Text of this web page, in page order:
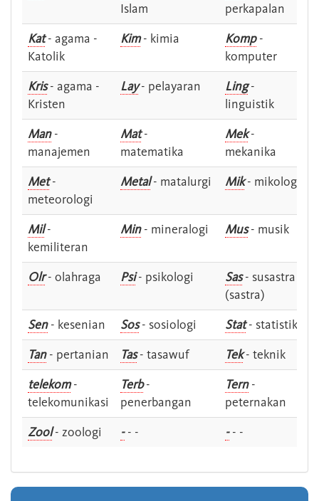
Islam
perkapalan
Kat- agama -
Katolik
Kim- kimia Komp-
komputer
Kris- agama -
Kristen
Lay- pelayaran Ling-
linguistik
Man-
manajemen
Mat-
matematika
Mek-
mekanika
Met-
meteorologi
Metal- matalurgi Mik- mikologi
Mil-
kemiliteran
Min- mineralogi Mus- musik
Olr- olahraga Psi- psikologi Sas- susastra -
(sastra)
Sen- kesenian Sos- sosiologi Stat- statistik
Tan- pertanian Tas- tasawuf Tek- teknik
telekom-
telekomunikasi
Terb-
penerbangan
Tern-
peternakan
Zool- zoologi -- - -- -